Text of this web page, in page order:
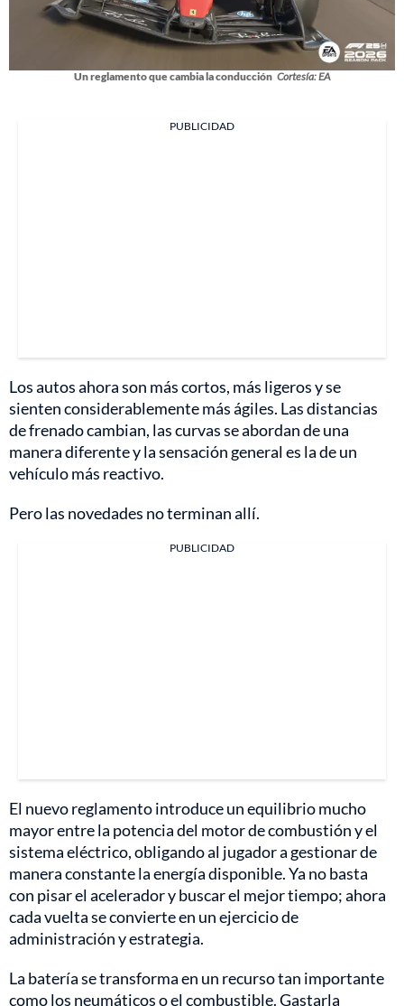
Un reglamento que cambia la conducción Cortesía: EA
PUBLICIDAD
Los autos ahora son más cortos, más ligeros y se
sienten considerablemente más ágiles. Las distancias
de frenado cambian, las curvas se abordan de una
manera diferente y la sensación general es la de un
vehículo más reactivo.
Pero las novedades no terminan allí.
PUBLICIDAD
El nuevo reglamento introduce un equilibrio mucho
mayor entre la potencia del motor de combustión y el
sistema eléctrico, obligando al jugador a gestionar de
manera constante la energía disponible. Ya no basta
con pisar el acelerador y buscar el mejor tiempo; ahora
cada vuelta se convierte en un ejercicio de
administración y estrategia.
La batería se transforma en un recurso tan importante
como los neumáticos o el combustible. Gastarla